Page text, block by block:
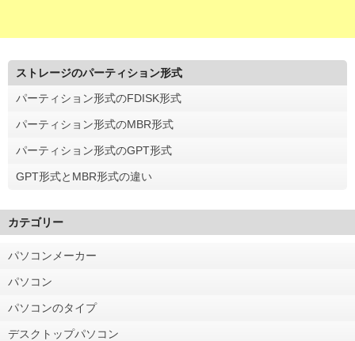
ストレージのパーティション形式
パーティション形式のFDISK形式
パーティション形式のMBR形式
パーティション形式のGPT形式
GPT形式とMBR形式の違い
カテゴリー
パソコンメーカー
パソコン
パソコンのタイプ
デスクトップパソコン